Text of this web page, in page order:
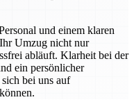
und einem klaren
Umzug nicht nur
abläuft. Klarheit bei der
ein persönlicher
bei uns auf